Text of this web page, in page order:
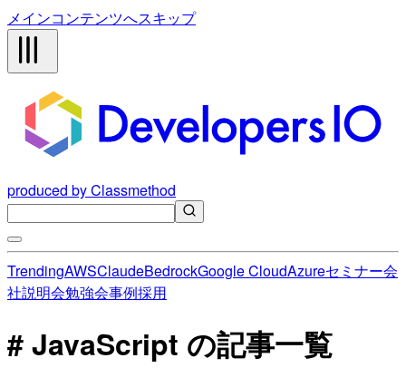
メインコンテンツへスキップ
produced by Classmethod
TrendingAWSClaudeBedrockGoogle CloudAzureセミナー会
社説明会勉強会事例採用
# JavaScript の記事一覧